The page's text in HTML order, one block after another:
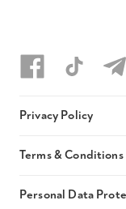
Privacy Policy
Terms & Conditions
Personal Data